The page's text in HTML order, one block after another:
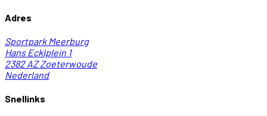
Adres
Sportpark Meerburg
Hans Ecklplein 1
2382 AZ Zoeterwoude
Nederland
Snellinks